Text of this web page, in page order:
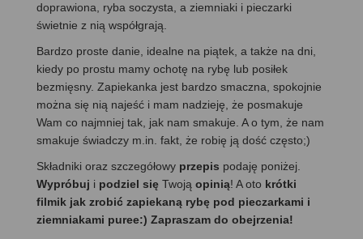
doprawiona, ryba soczysta, a ziemniaki i pieczarki
świetnie z nią współgrają.
Bardzo proste danie, idealne na piątek, a także na dni,
kiedy po prostu mamy ochotę na rybę lub posiłek
bezmięsny. Zapiekanka jest bardzo smaczna, spokojnie
można się nią najeść i mam nadzieję, że posmakuje
Wam co najmniej tak, jak nam smakuje. A o tym, że nam
smakuje świadczy m.in. fakt, że robię ją dość często;)
Składniki oraz szczegółowy przepis podaję poniżej.
Wypróbuj i podziel się Twoją opinią! A oto krótki
filmik jak zrobić zapiekaną rybę pod pieczarkami i
ziemniakami puree:) Zapraszam do obejrzenia!